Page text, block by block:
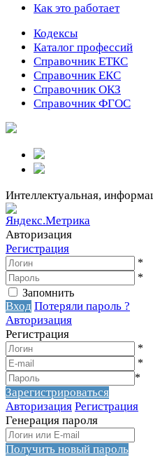
Как это работает
Кодексы
Каталог профессий
Справочник ЕТКС
Справочник ЕКС
Справочник ОКЗ
Справочник ФГОС
Интеллектуальная,
Авторизация
Регистрация
*
*
Запомнить
Вход Потеряли пароль ?
Авторизация
Регистрация
*
*
*
Зарегистрироваться
Авторизация Регистрация
Генерация пароля
Получить новый пароль